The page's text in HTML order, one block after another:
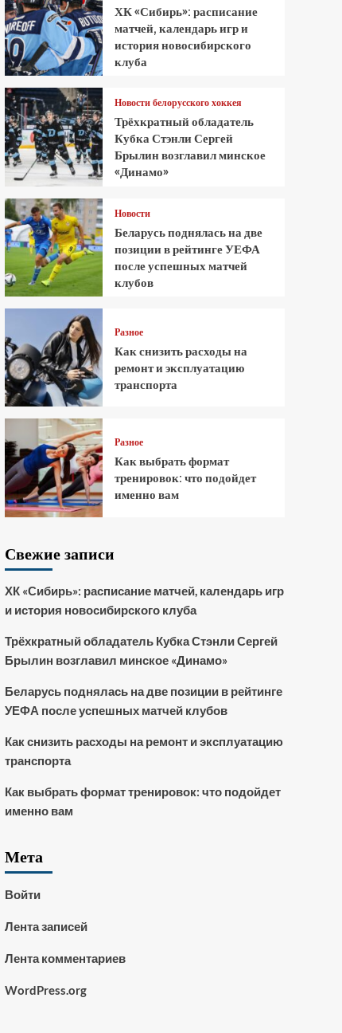
ХК «Сибирь»: расписание
матчей, календарь игр и
история новосибирского
клуба
Новости белорусского хоккея
Трёхкратный обладатель
Кубка Стэнли Сергей
Брылин возглавил минское
«Динамо»
Новости
Беларусь поднялась на две
позиции в рейтинге УЕФА
после успешных матчей
клубов
Разное
Как снизить расходы на
ремонт и эксплуатацию
транспорта
Разное
Как выбрать формат
тренировок: что подойдет
именно вам
Свежие записи
ХК «Сибирь»: расписание матчей, календарь игр
и история новосибирского клуба
Трёхкратный обладатель Кубка Стэнли Сергей
Брылин возглавил минское «Динамо»
Беларусь поднялась на две позиции в рейтинге
УЕФА после успешных матчей клубов
Как снизить расходы на ремонт и эксплуатацию
транспорта
Как выбрать формат тренировок: что подойдет
именно вам
Мета
Войти
Лента записей
Лента комментариев
WordPress.org